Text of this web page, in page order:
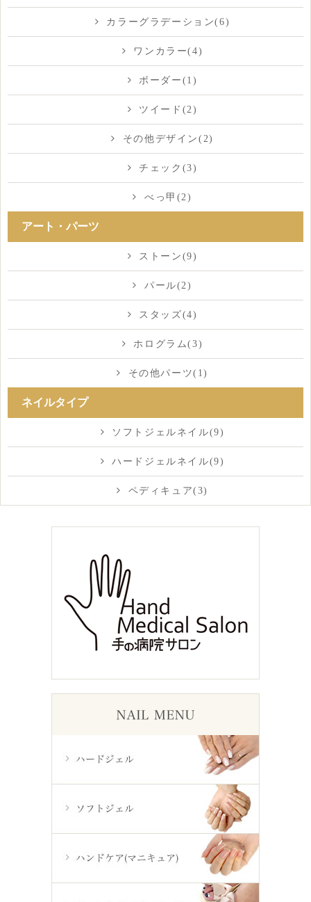
カラーグラデーション(6)
ワンカラー(4)
ボーダー(1)
ツイード(2)
その他デザイン(2)
チェック(3)
べっ甲(2)
アート・パーツ
ストーン(9)
パール(2)
スタッズ(4)
ホログラム(3)
その他パーツ(1)
ネイルタイプ
ソフトジェルネイル(9)
ハードジェルネイル(9)
ペディキュア(3)